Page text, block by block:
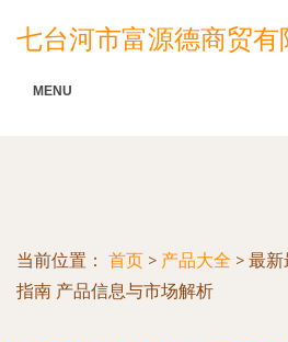
七台河市富源德商贸有
MENU
当前位置： 首页 > 产品大全 > 最新
指南 产品信息与市场解析